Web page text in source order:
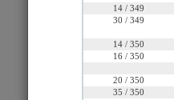
14 / 349
30 / 349
14 / 350
16 / 350
20 / 350
35 / 350